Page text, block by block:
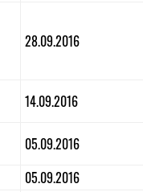
28.09.2016
14.09.2016
05.09.2016
05.09.2016